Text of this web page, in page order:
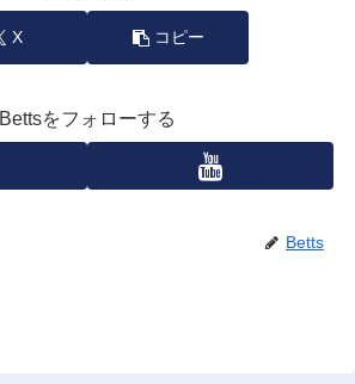
X コピー
Bettsをフォローする
Betts